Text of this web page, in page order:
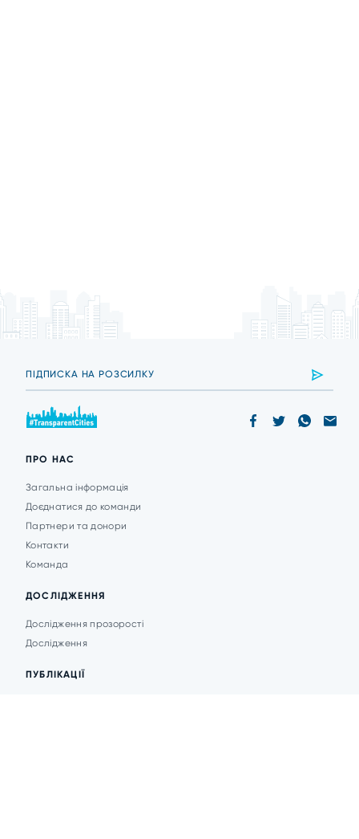
ПРО НАС
Загальна інформація
Доєднатися до команди
Партнери та донори
Контакти
Команда
ДОСЛІДЖЕННЯ
Дослідження прозорості
Дослідження
ПУБЛІКАЦІЇ